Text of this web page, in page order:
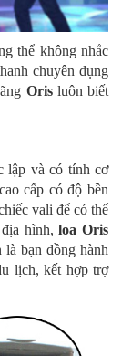
thể không nhắc
chuyên dụng
Orisluôn biết
lập và có tính cơ
cấp có độ bền
vali để có thể
hình, loa Oris
bạn đồng hành
lịch, kết hợp trợ